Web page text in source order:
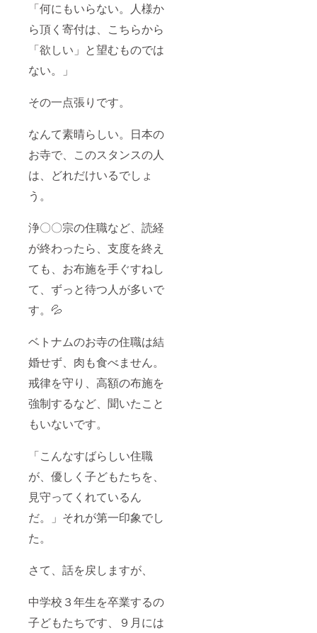
「何にもいらない。人様か
ら頂く寄付は、こちらから
「欲しい」と望むものでは
ない。」
その一点張りです。
なんて素晴らしい。日本の
お寺で、このスタンスの人
は、どれだけいるでしょ
う。
浄〇〇宗の住職など、読経
が終わったら、支度を終え
ても、お布施を手ぐすねし
て、ずっと待つ人が多いで
す。💦
ベトナムのお寺の住職は結
婚せず、肉も食べません。
戒律を守り、高額の布施を
強制するなど、聞いたこと
もいないです。
「こんなすばらしい住職
が、優しく子どもたちを、
見守ってくれているん
だ。」それが第一印象でし
た。
さて、話を戻しますが、
中学校３年生を卒業するの
子どもたちです、９月には